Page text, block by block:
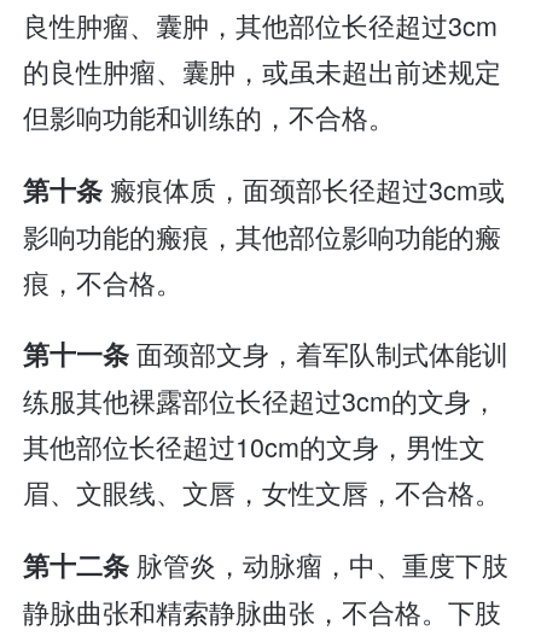
良性肿瘤、囊肿，其他部位长径超过3cm
的良性肿瘤、囊肿，或虽未超出前述规定
但影响功能和训练的，不合格。
第十条 瘢痕体质，面颈部长径超过3cm或
影响功能的瘢痕，其他部位影响功能的瘢
痕，不合格。
第十一条面颈部文身，着军队制式体能训
练服其他裸露部位长径超过3cm的文身，
其他部位长径超过10cm的文身，男性文
眉、文眼线、文唇，女性文唇，不合格。
第十二条 脉管炎，动脉瘤，中、重度下肢
静脉曲张和精索静脉曲张，不合格。下肢